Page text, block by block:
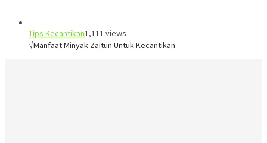
Tips Kecantikan1,111 views
√Manfaat Minyak Zaitun Untuk Kecantikan